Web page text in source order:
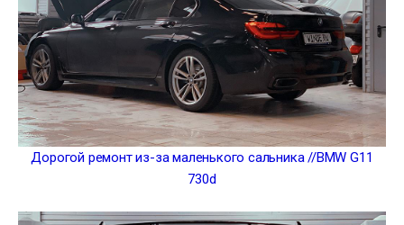
Дорогой ремонт из-за маленького сальника //BMW G11
730d